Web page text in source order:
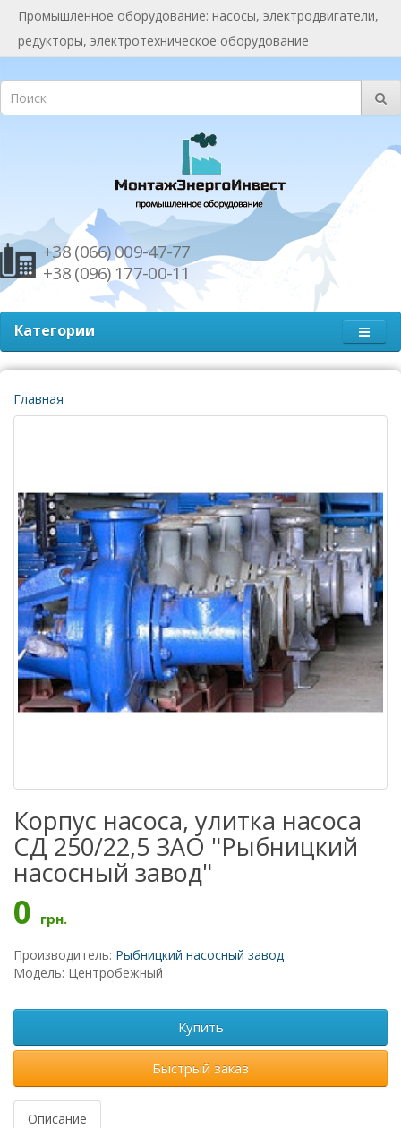
Промышленное оборудование: насосы, электродвигатели,
редукторы, электротехническое оборудование
+38 (066) 009-47-77
+38 (096) 177-00-11
Категории
Главная
Корпус насоса, улитка насоса
СД 250/22,5 ЗАО "Рыбницкий
насосный завод"
0 грн.
Производитель: Рыбницкий насосный завод
Модель: Центробежный
Купить
Быстрый заказ
Описание